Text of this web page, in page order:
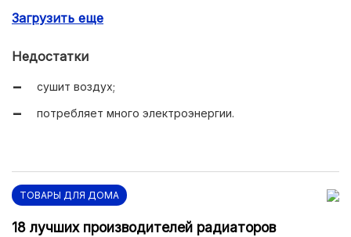
легкость.
Загрузить еще
Недостатки
сушит воздух;
потребляет много электроэнергии.
ТОВАРЫ ДЛЯ ДОМА
18 лучших производителей радиаторов